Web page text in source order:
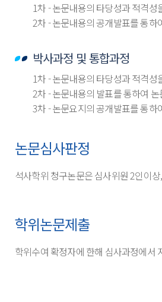
1차 - 논문내용의 타당성과 적격
2차 - 논문내용의 공개발표를 통
박사과정 및 통합과정
1차 - 논문내용의 타당성과 적격성
2차 - 논문내용의 발표를 통하여
3차 - 논문요지의 공개발표를 통
논문심사판정
석사학위 청구논문은 심사위원 2인이
학위논문제출
학위수여 확정자에 한해 심사과정에서